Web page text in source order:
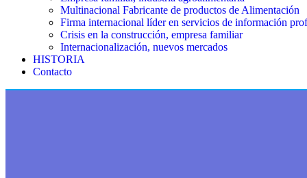
Multinacional Fabricante de productos de Alimentación
Firma internacional líder en servicios de información
Crisis en la construcción, empresa familiar
Internacionalización, nuevos mercados
HISTORIA
Contacto